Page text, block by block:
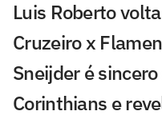
Luis Roberto
Cruzeiro x
Sneijder é
Corinthians e